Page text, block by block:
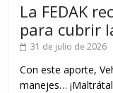
La FEDAK
para cubrir
31 de julio de 2026
Con este aporte,
manejes…